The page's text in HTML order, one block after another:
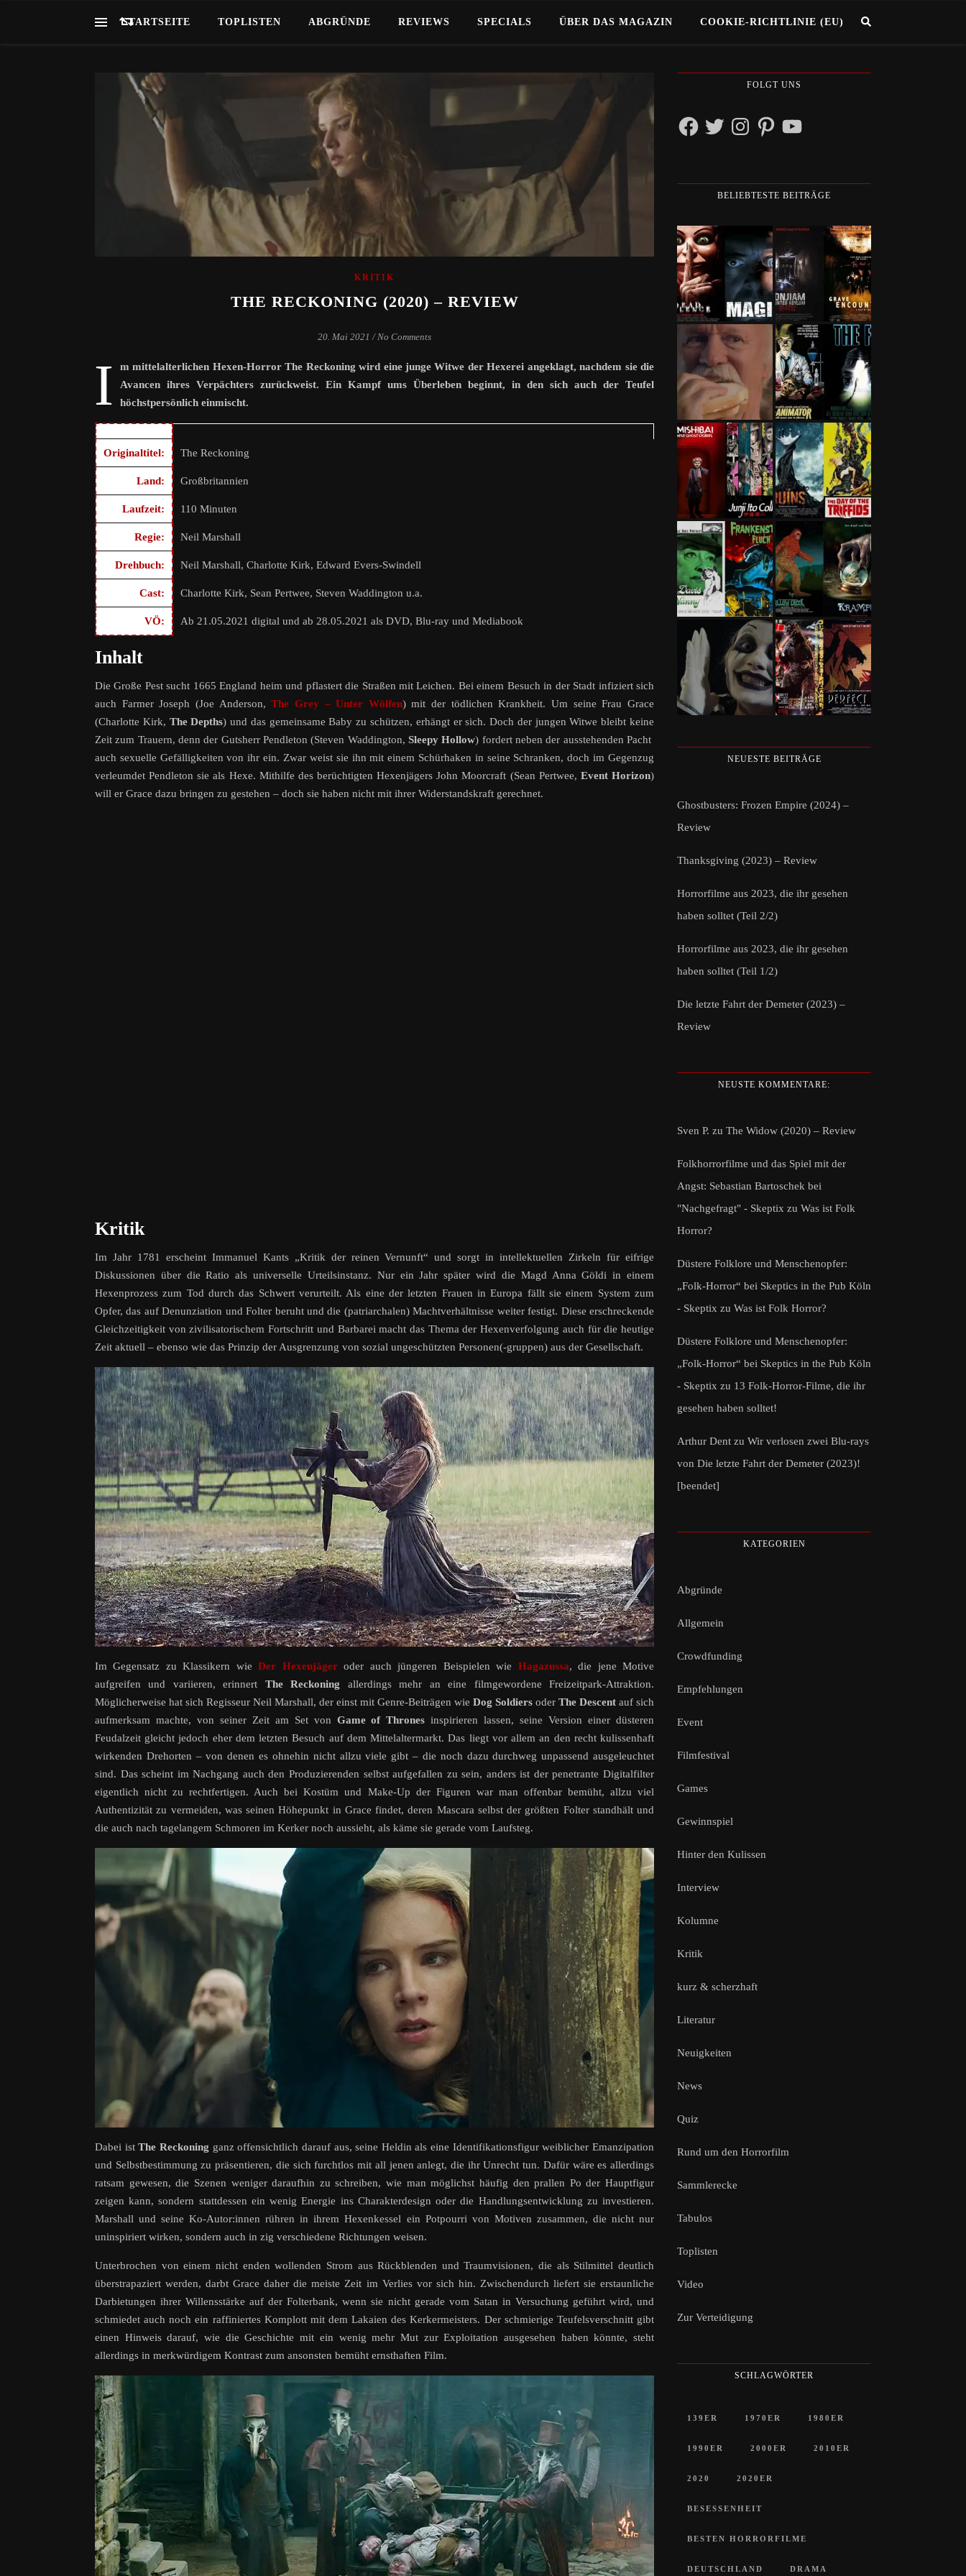
STARTSEITE TOPLISTEN ABGRÜNDE REVIEWS SPECIALS ÜBER DAS MAGAZIN COOKIE-RICHTLINIE (EU)
KRITIK
THE RECKONING (2020) – REVIEW
20. Mai 2021 / No Comments
I
m mittelalterlichen Hexen-Horror The Reckoning wird eine junge Witwe der Hexerei angeklagt, nachdem sie die
Avancen ihres Verpächters zurückweist. Ein Kampf ums Überleben beginnt, in den sich auch der Teufel
höchstpersönlich einmischt.
Originaltitel: The Reckoning
Land: Großbritannien
Laufzeit: 110 Minuten
Regie: Neil Marshall
Drehbuch: Neil Marshall, Charlotte Kirk, Edward Evers-Swindell
Cast: Charlotte Kirk, Sean Pertwee, Steven Waddington u.a.
VÖ: Ab 21.05.2021 digital und ab 28.05.2021 als DVD, Blu-ray und Mediabook
Inhalt
Die Große Pest sucht 1665 England heim und pflastert die Straßen mit Leichen. Bei einem Besuch in der Stadt infiziert sich
auch Farmer Joseph (Joe Anderson,The Grey – Unter Wölfen) mit der tödlichen Krankheit. Um seine Frau Grace
(Charlotte Kirk, The Depths) und das gemeinsame Baby zu schützen, erhängt er sich. Doch der jungen Witwe bleibt keine
Zeit zum Trauern, denn der Gutsherr Pendleton (Steven Waddington, Sleepy Hollow) fordert neben der ausstehenden Pacht
auch sexuelle Gefälligkeiten von ihr ein. Zwar weist sie ihn mit einem Schürhaken in seine Schranken, doch im Gegenzug
verleumdet Pendleton sie als Hexe. Mithilfe des berüchtigten Hexenjägers John Moorcraft (Sean Pertwee, Event Horizon)
will er Grace dazu bringen zu gestehen – doch sie haben nicht mit ihrer Widerstandskraft gerechnet.
Kritik
Im Jahr 1781 erscheint Immanuel Kants „Kritik der reinen Vernunft“ und sorgt in intellektuellen Zirkeln für eifrige
Diskussionen über die Ratio als universelle Urteilsinstanz. Nur ein Jahr später wird die Magd Anna Göldi in einem
Hexenprozess zum Tod durch das Schwert verurteilt. Als eine der letzten Frauen in Europa fällt sie einem System zum
Opfer, das auf Denunziation und Folter beruht und die (patriarchalen) Machtverhältnisse weiter festigt. Diese erschreckende
Gleichzeitigkeit von zivilisatorischem Fortschritt und Barbarei macht das Thema der Hexenverfolgung auch für die heutige
Zeit aktuell – ebenso wie das Prinzip der Ausgrenzung von sozial ungeschützten Personen(-gruppen) aus der Gesellschaft.
Im Gegensatz zu Klassikern wieDer Hexenjägeroder auch jüngeren Beispielen wie Hagazussa, die jene Motive
aufgreifen und variieren, erinnert The Reckoning allerdings mehr an eine filmgewordene Freizeitpark-Attraktion.
Möglicherweise hat sich Regisseur Neil Marshall, der einst mit Genre-Beiträgen wie Dog Soldiers oder The Descent auf sich
aufmerksam machte, von seiner Zeit am Set von Game of Thrones inspirieren lassen, seine Version einer düsteren
Feudalzeit gleicht jedoch eher dem letzten Besuch auf dem Mittelaltermarkt. Das liegt vor allem an den recht kulissenhaft
wirkenden Drehorten – von denen es ohnehin nicht allzu viele gibt – die noch dazu durchweg unpassend ausgeleuchtet
sind. Das scheint im Nachgang auch den Produzierenden selbst aufgefallen zu sein, anders ist der penetrante Digitalfilter
eigentlich nicht zu rechtfertigen. Auch bei Kostüm und Make-Up der Figuren war man offenbar bemüht, allzu viel
Authentizität zu vermeiden, was seinen Höhepunkt in Grace findet, deren Mascara selbst der größten Folter standhält und
die auch nach tagelangem Schmoren im Kerker noch aussieht, als käme sie gerade vom Laufsteg.
Dabei istThe Reckoning ganz offensichtlich darauf aus, seine Heldin als eine Identifikationsfigur weiblicher Emanzipation
und Selbstbestimmung zu präsentieren, die sich furchtlos mit all jenen anlegt, die ihr Unrecht tun. Dafür wäre es allerdings
ratsam gewesen, die Szenen weniger daraufhin zu schreiben, wie man möglichst häufig den prallen Po der Hauptfigur
zeigen kann, sondern stattdessen ein wenig Energie ins Charakterdesign oder die Handlungsentwicklung zu investieren.
Marshall und seine Ko-Autor:innen rühren in ihrem Hexenkessel ein Potpourri von Motiven zusammen, die nicht nur
uninspiriert wirken, sondern auch in zig verschiedene Richtungen weisen.
Unterbrochen von einem nicht enden wollenden Strom aus Rückblenden und Traumvisionen, die als Stilmittel deutlich
überstrapaziert werden, darbt Grace daher die meiste Zeit im Verlies vor sich hin. Zwischendurch liefert sie erstaunliche
Darbietungen ihrer Willensstärke auf der Folterbank, wenn sie nicht gerade vom Satan in Versuchung geführt wird, und
schmiedet auch noch ein raffiniertes Komplott mit dem Lakaien des Kerkermeisters. Der schmierige Teufelsverschnitt gibt
einen Hinweis darauf, wie die Geschichte mit ein wenig mehr Mut zur Exploitation ausgesehen haben könnte, steht
allerdings in merkwürdigem Kontrast zum ansonsten bemüht ernsthaften Film.
FOLGT UNS
FacebookTwitterInstagramPinterestYouTube
BELIEBTESTE BEITRÄGE
NEUESTE BEITRÄGE
Ghostbusters: Frozen Empire (2024) –
Review
Thanksgiving (2023) – Review
Horrorfilme aus 2023, die ihr gesehen
haben solltet (Teil 2/2)
Horrorfilme aus 2023, die ihr gesehen
haben solltet (Teil 1/2)
Die letzte Fahrt der Demeter (2023) –
Review
NEUSTE KOMMENTARE:
Sven P. zu The Widow (2020) – Review
Folkhorrorfilme und das Spiel mit der
Angst: Sebastian Bartoschek bei
"Nachgefragt" - Skeptix zu Was ist Folk
Horror?
Düstere Folklore und Menschenopfer:
„Folk-Horror“ bei Skeptics in the Pub Köln
- Skeptix zu Was ist Folk Horror?
Düstere Folklore und Menschenopfer:
„Folk-Horror“ bei Skeptics in the Pub Köln
- Skeptix zu 13 Folk-Horror-Filme, die ihr
gesehen haben solltet!
Arthur Dent zu Wir verlosen zwei Blu-rays
von Die letzte Fahrt der Demeter (2023)!
[beendet]
KATEGORIEN
Abgründe
Allgemein
Crowdfunding
Empfehlungen
Event
Filmfestival
Games
Gewinnspiel
Hinter den Kulissen
Interview
Kolumne
Kritik
kurz & scherzhaft
Literatur
Neuigkeiten
News
Quiz
Rund um den Horrorfilm
Sammlerecke
Tabulos
Toplisten
Video
Zur Verteidigung
SCHLAGWÖRTER
139ER 1970ER 1980ER
1990ER 2000ER 2010ER
2020 2020ER
BESESSENHEIT
BESTEN HORRORFILME
DEUTSCHLAND DRAMA